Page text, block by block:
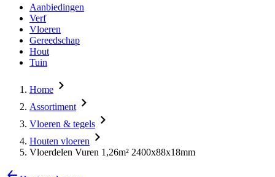
Aanbiedingen
Verf
Vloeren
Gereedschap
Hout
Tuin
Home
Assortiment
Vloeren & tegels
Houten vloeren
Vloerdelen Vuren 1,26m² 2400x88x18mm